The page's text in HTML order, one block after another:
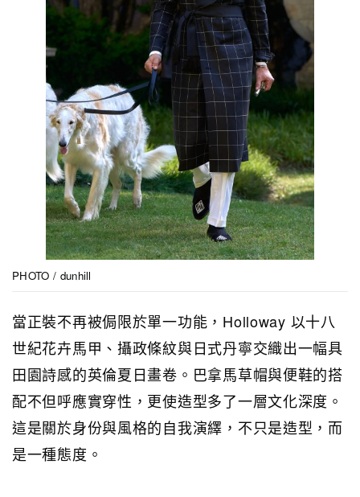
PHOTO / dunhill
當正裝不再被侷限於單一功能，Holloway 以十八
世紀花卉馬甲、攝政條紋與日式丹寧交織出一幅具
田園詩感的英倫夏日畫卷。巴拿馬草帽與便鞋的搭
配不但呼應實穿性，更使造型多了一層文化深度。
這是關於身份與風格的自我演繹，不只是造型，而
是一種態度。